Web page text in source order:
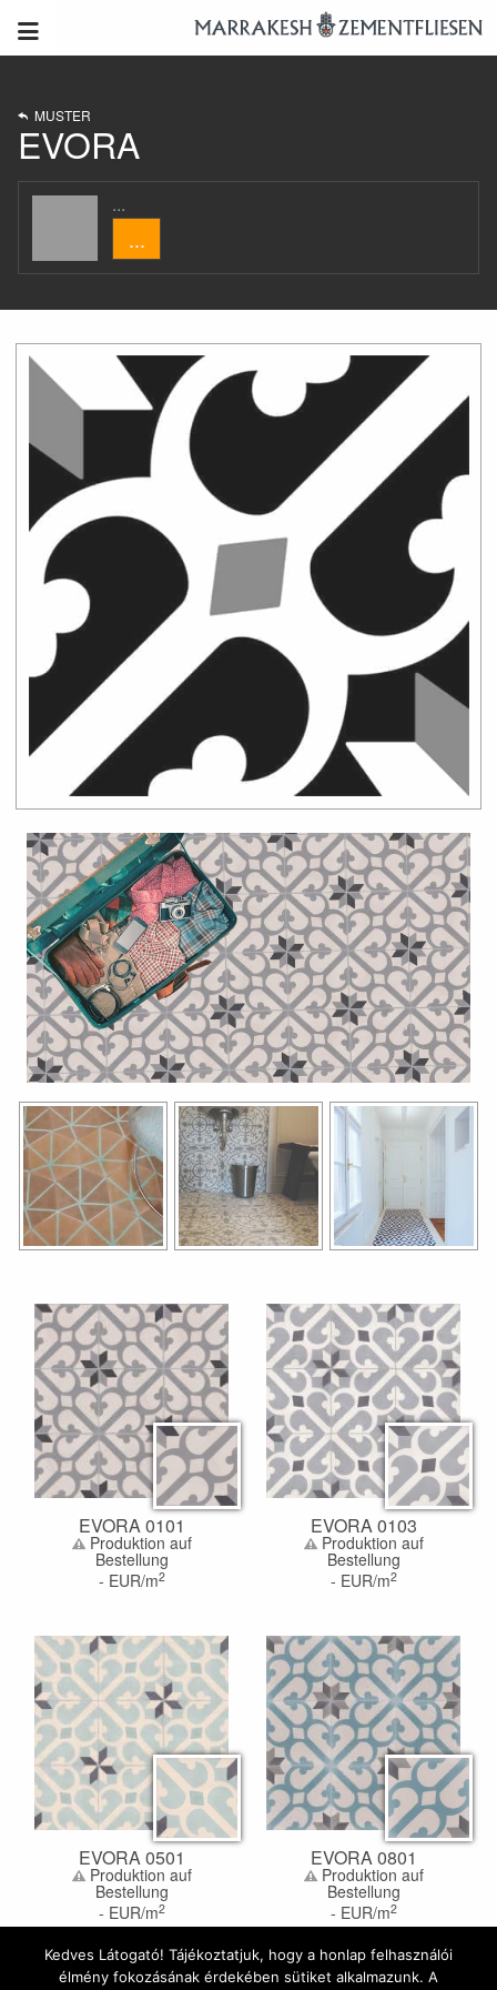
MUSTER
EVORA
...
...
EVORA 0101
Produktion auf
Bestellung
- EUR/m2
EVORA 0103
Produktion auf
Bestellung
- EUR/m2
EVORA 0501
Produktion auf
Bestellung
- EUR/m2
EVORA 0801
Produktion auf
Bestellung
- EUR/m2
Kedves Látogató! Tájékoztatjuk, hogy a honlap felhasználói
élmény fokozásának érdekében sütiket alkalmazunk. A